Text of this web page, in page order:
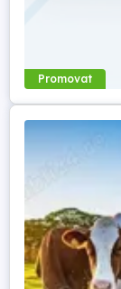
Promovat